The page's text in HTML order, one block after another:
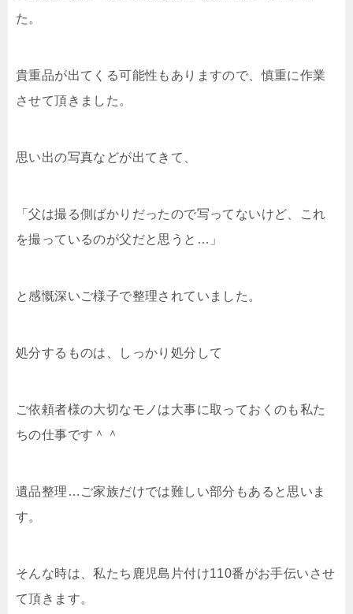
た。
貴重品が出てくる可能性もありますので、慎重に作業
させて頂きました。
思い出の写真などが出てきて、
「父は撮る側ばかりだったので写ってないけど、これ
を撮っているのが父だと思うと…」
と感慨深いご様子で整理されていました。
処分するものは、しっかり処分して
ご依頼者様の大切なモノは大事に取っておくのも私た
ちの仕事です＾＾
遺品整理…ご家族だけでは難しい部分もあると思いま
す。
そんな時は、私たち鹿児島片付け110番がお手伝いさせ
て頂きます。